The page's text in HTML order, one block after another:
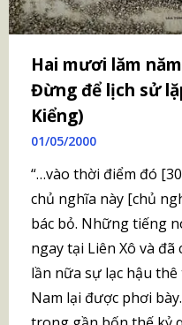
Hai mươi lăm
Đừng để lịch sử
Kiểng)
01/05/2000
“…vào thời điểm đó
chủ nghĩa này [chủ
bác bỏ. Những tiếng
ngay tại Liên Xô và
lần nữa sự lạc hậu
Nam lại được phơi